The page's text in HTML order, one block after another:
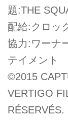
題:THE
配給:クロッ
協力:ワーナ
テイメント
©2015
VERTIGO
RÉSERVÉS.